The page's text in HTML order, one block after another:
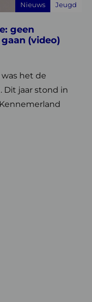
geen
(video)
het de
Dit jaar stond in
Nieuws Jeugd